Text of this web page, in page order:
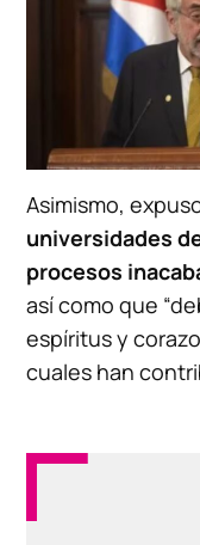
Asimismo,
universidades
procesos
así como que
espíritus y
cuales han